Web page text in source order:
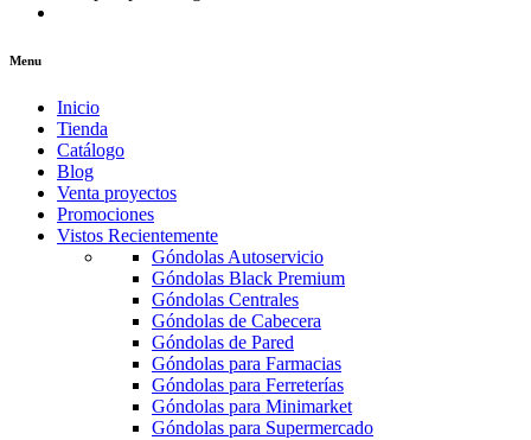
Menu
Inicio
Tienda
Catálogo
Blog
Venta proyectos
Promociones
Vistos Recientemente
Góndolas Autoservicio
Góndolas Black Premium
Góndolas Centrales
Góndolas de Cabecera
Góndolas de Pared
Góndolas para Farmacias
Góndolas para Ferreterías
Góndolas para Minimarket
Góndolas para Supermercado